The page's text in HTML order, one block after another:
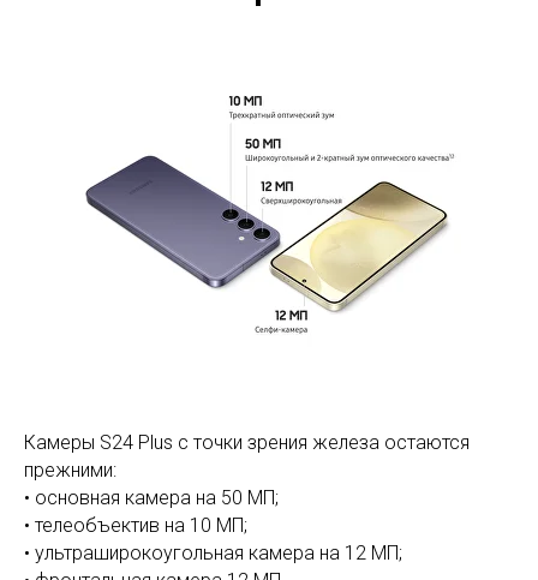
Камеры S24 Plus с точки зрения железа остаются
прежними:
• основная камера на 50 МП;
• телеобъектив на 10 МП;
• ультраширокоугольная камера на 12 МП;